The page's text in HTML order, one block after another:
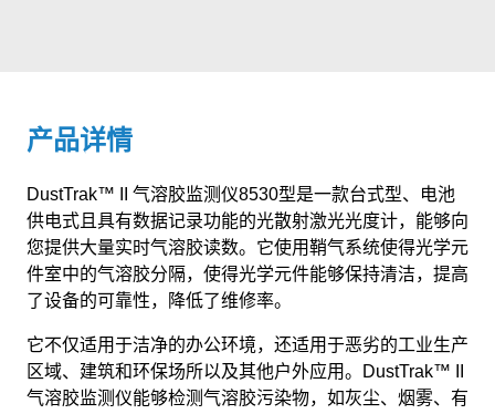
产品详情
DustTrak™ II 气溶胶监测仪8530型是一款台式型、电池
供电式且具有数据记录功能的光散射激光光度计，能够向
您提供大量实时气溶胶读数。它使用鞘气系统使得光学元
件室中的气溶胶分隔，使得光学元件能够保持清洁，提高
了设备的可靠性，降低了维修率。
它不仅适用于洁净的办公环境，还适用于恶劣的工业生产
区域、建筑和环保场所以及其他户外应用。DustTrak™ II
气溶胶监测仪能够检测气溶胶污染物，如灰尘、烟雾、有